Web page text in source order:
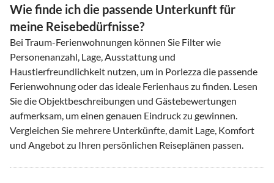
Wie finde ich die passende Unterkunft für
meine Reisebedürfnisse?
Bei Traum-Ferienwohnungen können Sie Filter wie
Personenanzahl, Lage, Ausstattung und
Haustierfreundlichkeit nutzen, um in Porlezza die passende
Ferienwohnung oder das ideale Ferienhaus zu finden. Lesen
Sie die Objektbeschreibungen und Gästebewertungen
aufmerksam, um einen genauen Eindruck zu gewinnen.
Vergleichen Sie mehrere Unterkünfte, damit Lage, Komfort
und Angebot zu Ihren persönlichen Reiseplänen passen.